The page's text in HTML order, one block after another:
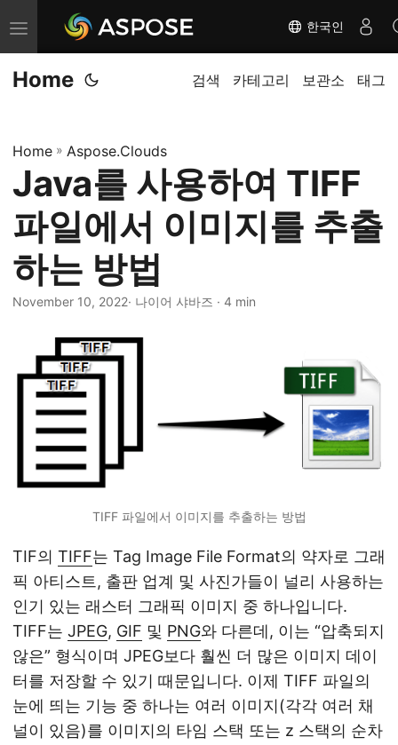
내
비
게
전
한국인
Home 검색 카테고리 보관소 태그
Home » Aspose.Clouds
Java를 사용하여 TIFF
파일에서 이미지를 추출
하는 방법
November 10, 2022· 나이어 샤바즈 · 4 min
TIFF 파일에서 이미지를 추출하는 방법
TIF의 TIFF는 Tag Image File Format의 약자로 그래
픽 아티스트, 출판 업계 및 사진가들이 널리 사용하는
인기 있는 래스터 그래픽 이미지 중 하나입니다.
TIFF는 JPEG, GIF 및 PNG와 다른데, 이는 “압축되지
않은” 형식이며 JPEG보다 훨씬 더 많은 이미지 데이
터를 저장할 수 있기 때문입니다. 이제 TIFF 파일의
눈에 띄는 기능 중 하나는 여러 이미지(각각 여러 채
널이 있음)를 이미지의 타임 스택 또는 z 스택의 순차